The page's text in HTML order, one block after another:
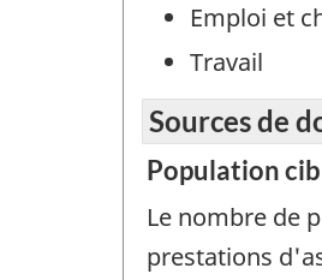
Emploi et
Travail
Sources de
Population
Le nombre de
prestations